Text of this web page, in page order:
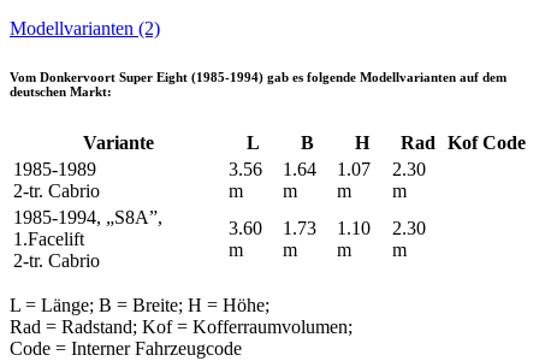
Modellvarianten (2)
Vom Donkervoort Super Eight (1985-1994) gab es folgende Modellvarianten auf dem
deutschen Markt:
Variante L B H Rad Kof Code
1985-1989
2-tr. Cabrio
3.56
m
1.64
m
1.07
m
2.30
m
1985-1994, „S8A”,
1.Facelift
2-tr. Cabrio
3.60
m
1.73
m
1.10
m
2.30
m
L = Länge; B = Breite; H = Höhe;
Rad = Radstand; Kof = Kofferraumvolumen;
Code = Interner Fahrzeugcode